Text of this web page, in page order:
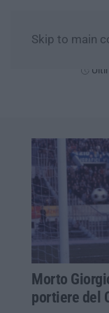
Skip to main
Morto
portiere del